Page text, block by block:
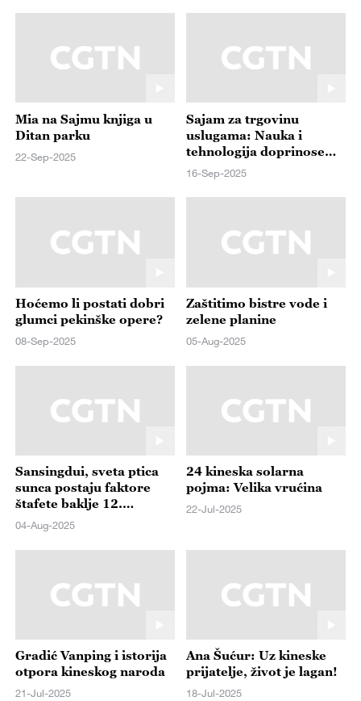
Mia na Sajmu knjiga u
Ditan parku
22-Sep-2025
Sajam za trgovinu
uslugama: Nauka i
tehnologija doprinose
novoj tendenciji trgovine
uslugama
16-Sep-2025
Hoćemo li postati dobri
glumci pekinške opere?
08-Sep-2025
Zaštitimo bistre vode i
zelene planine
05-Aug-2025
Sansingdui, sveta ptica
sunca postaju faktore
štafete baklje 12.
Svetskih igara
04-Aug-2025
24 kineska solarna
pojma: Velika vrućina
22-Jul-2025
Gradić Vanping i istorija
otpora kineskog naroda
21-Jul-2025
Ana Šućur: Uz kineske
prijatelje, život je lagan!
18-Jul-2025